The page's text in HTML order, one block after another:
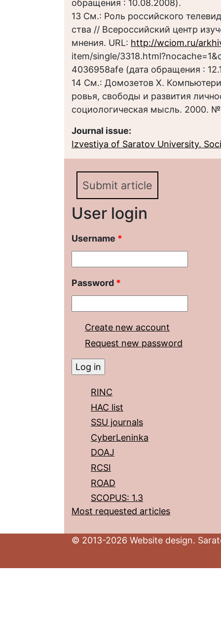
обращения : 10.08.2008).
13 См.: Роль российского
ства // Всероссийский центр
мнения. URL: http://wciom.ru/
item/single/
4036958afe (дата обращения :
14 См.: Домозетов Х.
ровья, свободы и развития
социологическая мысль. 2000.
Journal issue:
Izvestiya of Saratov University.
Submit article
User login
Username *
Password *
Create new account
Request new password
RINC
HAC list
SSU journals
CyberLeninka
DOAJ
RCSI
ROAD
SCOPUS: 1.3
Most requested articles
© 2013-2026 Website design.